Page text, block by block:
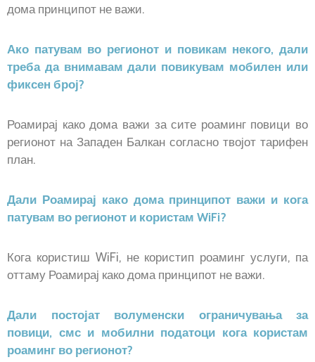
дома принципот не важи.
Ако патувам во регионот и повикам некого, дали
треба да внимавам дали повикувам мобилен или
фиксен број?
Роамирај како дома важи за сите роаминг повици во
регионот на Западен Балкан согласно твојот тарифен
план.
Дали Роамирај како дома принципот важи и кога
патувам во регионот и користам WiFi?
Кога користиш WiFi, не користип роаминг услуги, па
оттаму Роамирај како дома принципот не важи.
Дали постојат волуменски ограничувања за
повици, смс и мобилни податоци кога користам
роаминг во регионот?